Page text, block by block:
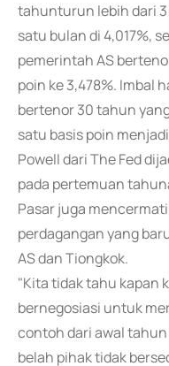
tahunturun lebih dari
satu bulan di 4,017%,
pemerintah AS
poin ke 3,478%. Imbal
bertenor 30 tahun
satu basis poin
Powell dari The Fed
pada pertemuan
Pasar juga
perdagangan yang
AS dan Tiongkok.
"Kita tidak tahu kapan
bernegosiasi untuk
contoh dari awal
belah pihak tidak